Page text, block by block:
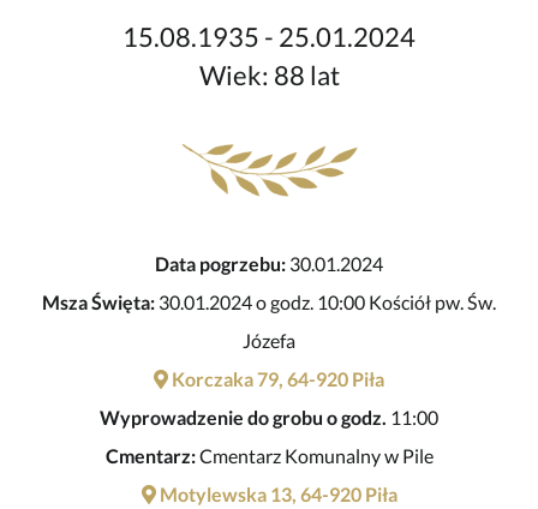
15.08.1935 - 25.01.2024
Wiek: 88 lat
Data pogrzebu: 30.01.2024
Msza Święta: 30.01.2024 o godz. 10:00 Kościół pw. Św.
Józefa
Korczaka 79, 64-920 Piła
Wyprowadzenie do grobu o godz. 11:00
Cmentarz:Cmentarz Komunalny w Pile
Motylewska 13, 64-920 Piła